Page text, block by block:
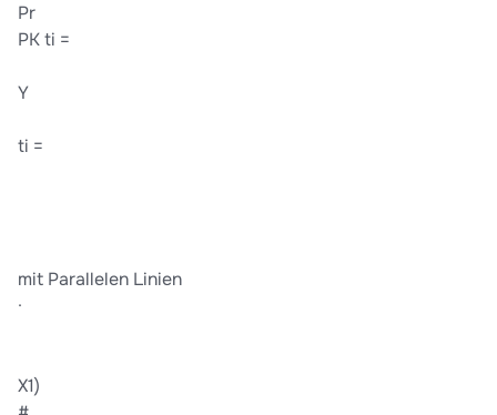
Pr
PK ti =
Y
ti =
mit Parallelen Linien
·
X1)